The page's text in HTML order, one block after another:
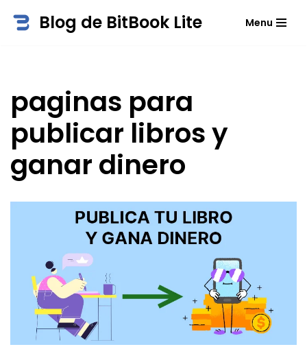
Blog de BitBook Lite Menu
paginas para
publicar libros y
ganar dinero